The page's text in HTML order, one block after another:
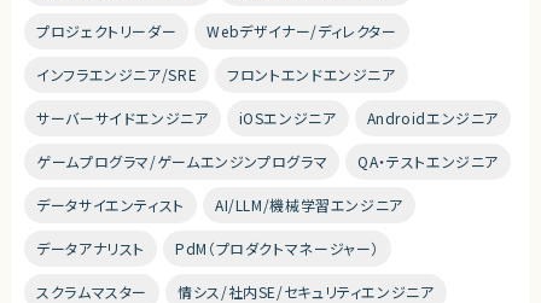
プロジェクトリーダー Webデザイナー/ディレクター
インフラエンジニア/SRE フロントエンドエンジニア
サーバーサイドエンジニア iOSエンジニア Androidエンジニア
ゲームプログラマ/ゲームエンジンプログラマ QA・テストエンジニア
データサイエンティスト AI/LLM/機械学習エンジニア
データアナリスト PdM（プロダクトマネージャー）
スクラムマスター 情シス/社内SE/セキュリティエンジニア